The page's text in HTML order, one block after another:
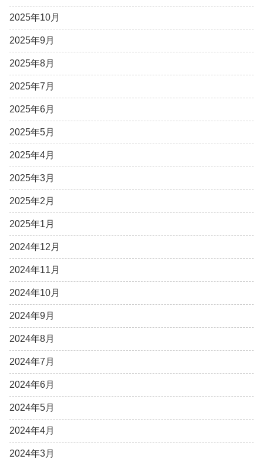
2025年10月
2025年9月
2025年8月
2025年7月
2025年6月
2025年5月
2025年4月
2025年3月
2025年2月
2025年1月
2024年12月
2024年11月
2024年10月
2024年9月
2024年8月
2024年7月
2024年6月
2024年5月
2024年4月
2024年3月